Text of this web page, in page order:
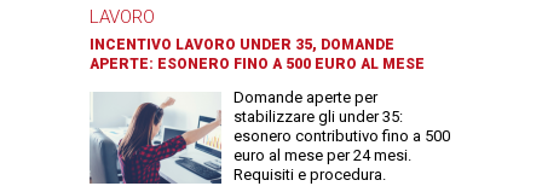
LAVORO
INCENTIVO LAVORO UNDER 35, DOMANDE
APERTE: ESONERO FINO A 500 EURO AL MESE
Domande aperte per
stabilizzare gli under 35:
esonero contributivo fino a 500
euro al mese per 24 mesi.
Requisiti e procedura.